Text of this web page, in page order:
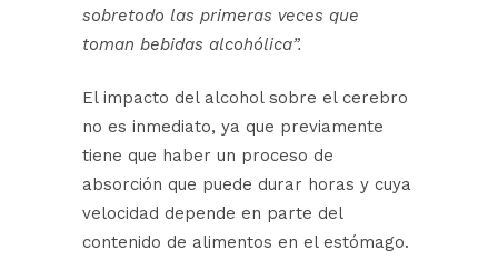
sobretodo las primeras veces que
toman bebidas alcohólica”.
El impacto del alcohol sobre el cerebro
no es inmediato, ya que previamente
tiene que haber un proceso de
absorción que puede durar horas y cuya
velocidad depende en parte del
contenido de alimentos en el estómago.